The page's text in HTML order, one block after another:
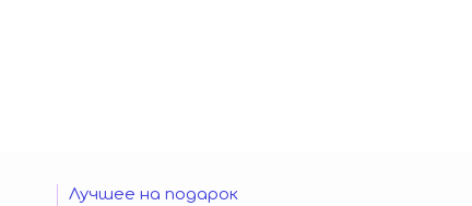
Лучшее на подарок